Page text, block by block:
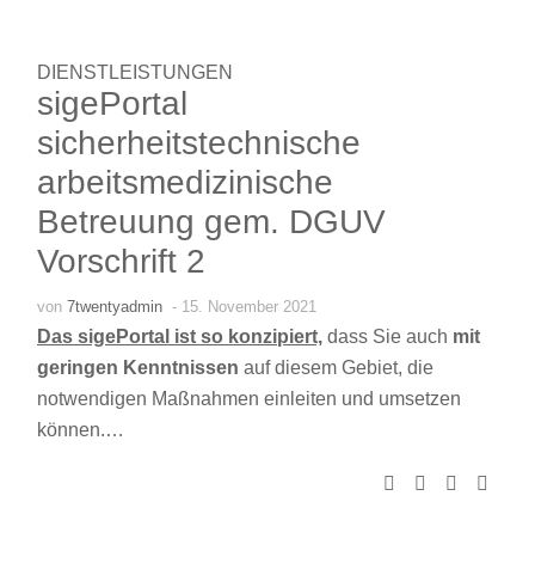
DIENSTLEISTUNGEN
sigePortal
sicherheitstechnische
arbeitsmedizinische
Betreuung gem. DGUV
Vorschrift 2
von 7twentyadmin - 15. November 2021
Das sigePortal ist so konzipiert, dass Sie auch mit
geringen Kenntnissen auf diesem Gebiet, die
notwendigen Maßnahmen einleiten und umsetzen
können.…